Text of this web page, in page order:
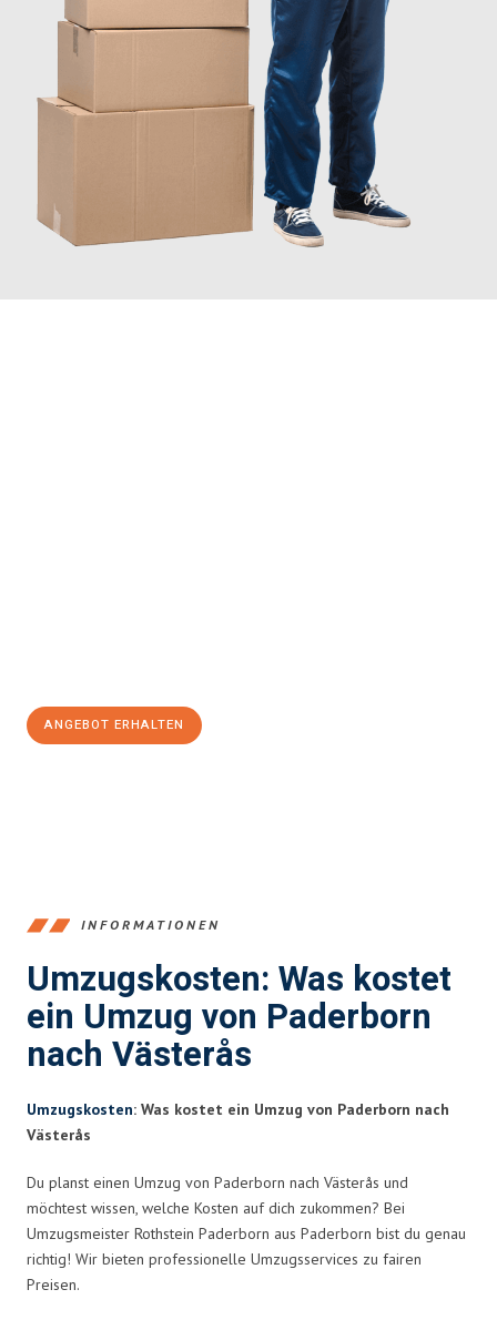
ANGEBOT ERHALTEN
INFORMATIONEN
Umzugskosten: Was kostet
ein Umzug von Paderborn
nach Västerås
Umzugskosten: Was kostet ein Umzug von Paderborn nach
Västerås
Du planst einen Umzug von Paderborn nach Västerås und
möchtest wissen, welche Kosten auf dich zukommen? Bei
Umzugsmeister Rothstein Paderborn aus Paderborn bist du genau
richtig! Wir bieten professionelle Umzugsservices zu fairen
Preisen.